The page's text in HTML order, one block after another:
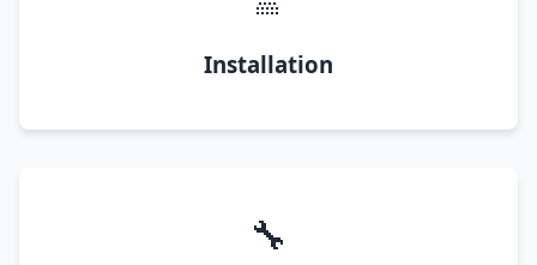
Installation
🔧